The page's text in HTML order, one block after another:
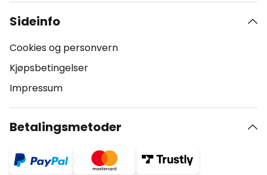
Sideinfo
Cookies og personvern
Kjøpsbetingelser
Impressum
Betalingsmetoder